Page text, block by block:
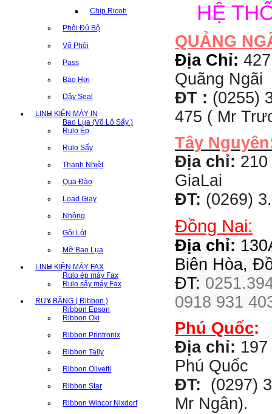
Chip Ricoh
Phôi Đủ Bộ
Võ Phôi
Pass
Bao Hơi
Dây Seal
LINH KIỆN MÁY IN
Bao Lụa (Võ Lô Sấy )
Rulo Ép
Rulo Sấy
Thanh Nhiệt
Qua Đào
Load Giay
Nhông
Gõi Lót
Mỡ Bao Lụa
LINH KIỆN MÁY FAX
Rulo ép máy Fax
Rulo sấy máy Fax
RUY BĂNG ( Ribbon )
Ribbon Epson
Ribbon Oki
Ribbon Printronix
Ribbon Tally
Ribbon Olivetti
Ribbon Star
Ribbon Wincor Nixdorf
HỆ
QUẢNG
Địa Chỉ:
Quãng Ngãi
ĐT : (0255)
475 ( Mr
Tây
Địa chỉ:
GiaLai
ĐT: (0269)
Đồng Nai:
Địa chỉ:
Biên Hòa,
ĐT:
0918 931
Phú Quốc:
Địa chỉ:
Phú Quốc
ĐT:
(0297)
Mr Ngân).